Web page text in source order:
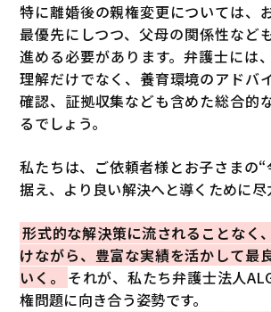
特に離婚後の親権変更については、
最優先にしつつ、父母の関係性など
進める必要があります。弁護士には
理解だけでなく、養育環境のアドバ
確認、証拠収集なども含めた総合的
るでしょう。
私たちは、ご依頼者様とお子さまの
据え、より良い解決へと導くために尽
形式的な解決策に流されることなく
けながら、豊富な実績を活かして最
いく。
それが、私たち弁護士法人
権問題に向き合う姿勢です。